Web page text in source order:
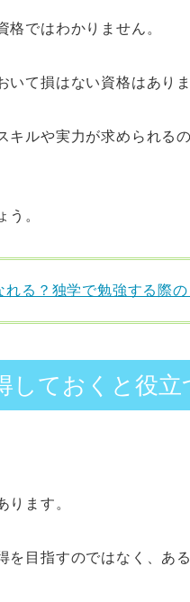
格ではわかりません。
て損はない資格はありま
キルや実力が求められる
う。
る？独学で勉強する際の
しておくと役立
ります。
を目指すのではなく、あ